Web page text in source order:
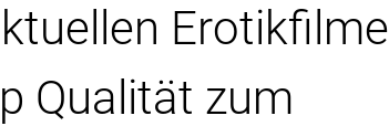
Erotikfilme
Qualität zum